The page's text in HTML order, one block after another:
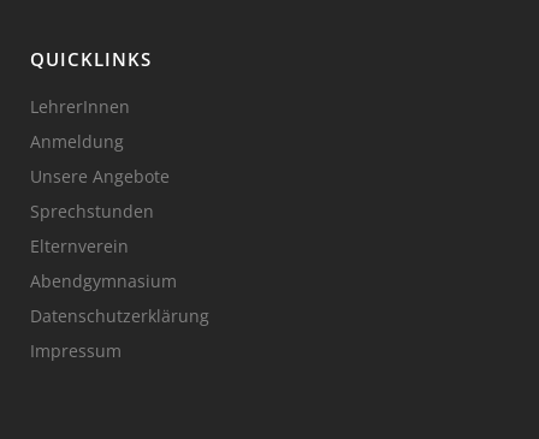
QUICKLINKS
LehrerInnen
Anmeldung
Unsere Angebote
Sprechstunden
Elternverein
Abendgymnasium
Datenschutzerklärung
Impressum